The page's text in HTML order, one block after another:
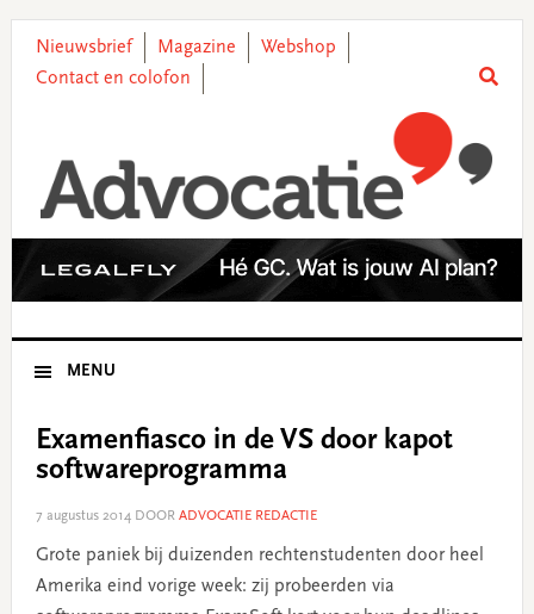
primary
main
primary
footer
Nieuwsbrief Magazine
Webshop
Contact en colofon
MENU
Examenfiasco in de VS door kapot
softwareprogramma
7 augustus 2014DOOR ADVOCATIE REDACTIE
Grote paniek bij duizenden rechtenstudenten door heel
Amerika eind vorige week: zij probeerden via